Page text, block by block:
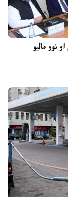
زیاتوالي او نوو مالیو